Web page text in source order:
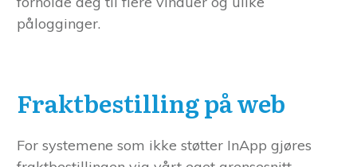
pålogginger.
Fraktbestilling på web
For systemene som ikke støtter InApp gjøres